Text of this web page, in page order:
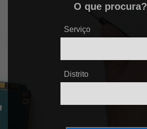
O que procura?
Serviço
Distrito